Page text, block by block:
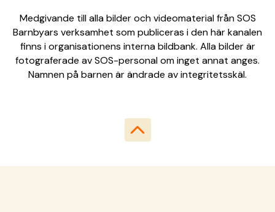
Medgivande till alla bilder och videomaterial från SOS
Barnbyars verksamhet som publiceras i den här kanalen
finns i organisationens interna bildbank. Alla bilder är
fotograferade av SOS-personal om inget annat anges.
Namnen på barnen är ändrade av integritetsskäl.